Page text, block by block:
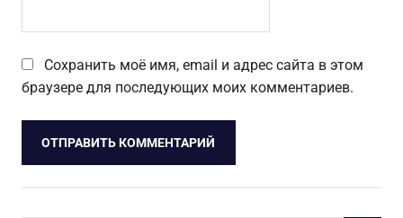
Сохранить моё имя, email и адрес сайта в этом
браузере для последующих моих комментариев.